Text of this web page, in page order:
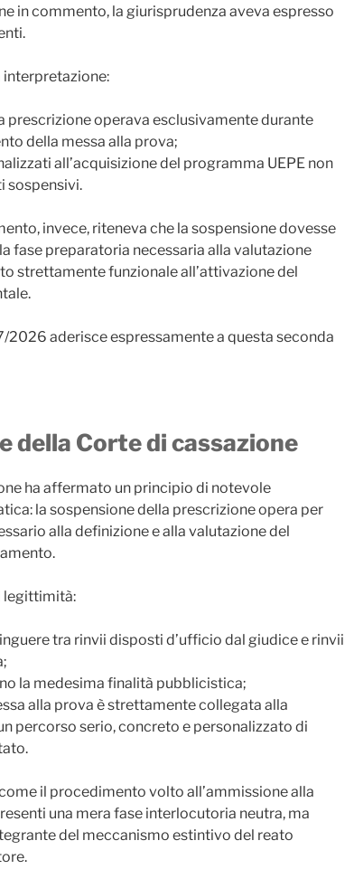
in commento, la giurisprudenza aveva espresso
interpretazione:
prescrizione operava esclusivamente durante
della messa alla prova;
all’acquisizione del programma UEPE non
sospensivi.
invece, riteneva che la sospensione dovesse
fase preparatoria necessaria alla valutazione
strettamente funzionale all’attivazione del
2026 aderisce espressamente a questa seconda
della Corte di cassazione
ha affermato un principio di notevole
la sospensione della prescrizione opera per
alla definizione e alla valutazione del
legittimità:
tra rinvii disposti d’ufficio dal giudice e rinvii
la medesima finalità pubblicistica;
alla prova è strettamente collegata alla
percorso serio, concreto e personalizzato di
il procedimento volto all’ammissione alla
una mera fase interlocutoria neutra, ma
del meccanismo estintivo del reato